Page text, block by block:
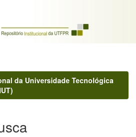
da Universidade Tecnológica